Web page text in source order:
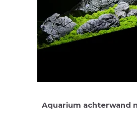
Aquarium achterwand